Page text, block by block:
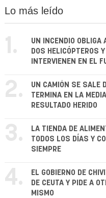
Lo más leído
1.
UN INCENDIO OBLIGA
DOS HELICÓPTEROS
INTERVIENEN EN EL
2.
UN CAMIÓN SE SALE
TERMINA EN LA
RESULTADO HERIDO
3.
LA TIENDA DE
TODOS LOS DÍAS Y
SIEMPRE
4.
EL GOBIERNO DE
DE CEUTA Y PIDE A
MISMO